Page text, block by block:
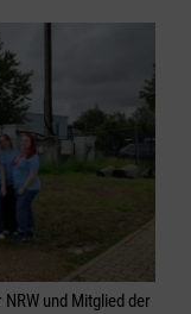
und Mitglied der